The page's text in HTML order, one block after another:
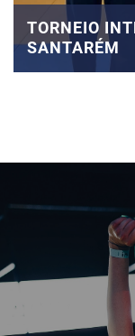
TORNEIO
SANTARÉM